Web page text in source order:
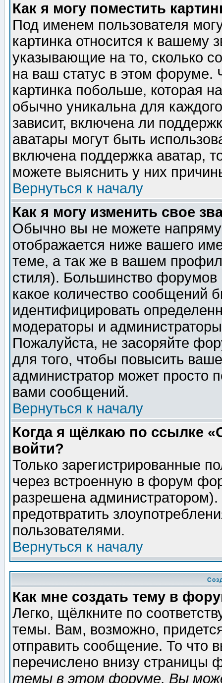
Как я могу поместить
Под именем пользователя
картинка относится к вашему
указывающие на то, сколько
на ваш статус в этом форуме.
картинка побольше, которая
обычно уникальна для
зависит, включена ли
аватары могут быть
включена поддержка аватар,
можете выяснить у них
Вернуться к началу
Как я могу изменить свое
Обычно вы не можете
отображается ниже вашего
теме, а так же в вашем
стиля). Большинство форумов
какое количество сообщений
идентифицировать
модераторы и
Пожалуйста, не засоряйте
для того, чтобы повысить
администратор может просто
вами сообщений.
Вернуться к началу
Когда я щёлкаю по ссылке
войти?
Только зарегистрированные
через встроенную в форум
разрешена
предотвратить
пользователями.
Вернуться к началу
Как мне создать тему в
Легко, щёлкните по
темы. Вам, возможно,
отправить сообщение. То что
перечислено внизу страницы
темы в этом форуме, Вы